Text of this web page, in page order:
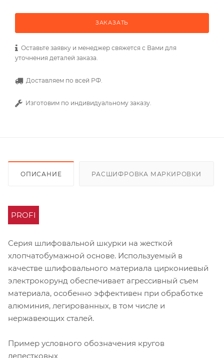
ЗАКАЗАТЬ
Оставьте заявку и менеджер свяжется с Вами для
уточнения деталей заказа.
Доставляем по всей РФ.
Изготовим по индивидуальному заказу.
ОПИСАНИЕ РАСШИФРОВКА МАРКИРОВКИ
PROFI
Серия шлифовальной шкурки на жесткой
хлопчатобумажной основе. Используемый в
качестве шлифовального материала циркониевый
электрокорунд обеспечивает агрессивный съем
материала, особенно эффективен при обработке
алюминия, легированных, в том числе и
нержавеющих сталей.
Пример условного обозначения кругов
лепестковых